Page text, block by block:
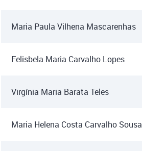
Maria Paula Vilhena Mascarenhas
Felisbela Maria Carvalho Lopes
Virgínia Maria Barata Teles
Maria Helena Costa Carvalho Sousa